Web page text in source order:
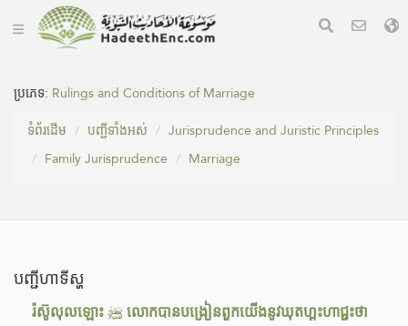
ប្រភេទ: Rulings and Conditions of Marriage
ទំព័រ​ដេីម
បញ្ជីទាំងអស់
Jurisprudence and Juristic Principles
Family Jurisprudence
Marriage
បញ្ជីហាទីស្ហ
រ៉ស៊ូលុលឡោះ ﷺ លោកបានបង្រៀនពួកយើងនូវឃុតហ្ពះហាជ្ជះថា